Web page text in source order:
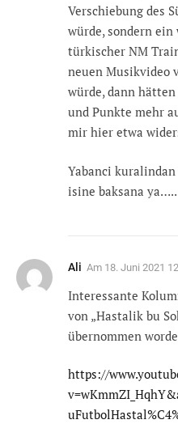
Verschiebung des
würde, sondern ein
türkischer NM
neuen Musikvideo
würde, dann
und Punkte mehr
mir hier etwa
Yabanci kuralindan
isine baksana ya…..
Ali Am 18. Juni 2021
Interessante
von „Hastalik bu
übernommen
https://